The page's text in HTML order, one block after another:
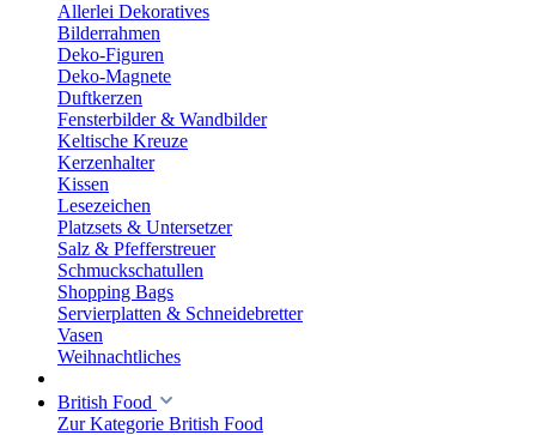
Allerlei Dekoratives
Bilderrahmen
Deko-Figuren
Deko-Magnete
Duftkerzen
Fensterbilder & Wandbilder
Keltische Kreuze
Kerzenhalter
Kissen
Lesezeichen
Platzsets & Untersetzer
Salz & Pfefferstreuer
Schmuckschatullen
Shopping Bags
Servierplatten & Schneidebretter
Vasen
Weihnachtliches
British Food
Zur Kategorie British Food